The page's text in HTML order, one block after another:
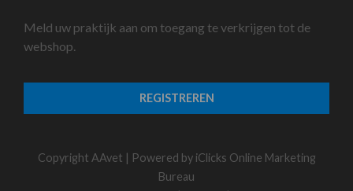
Meld uw praktijk aan om toegang te verkrijgen tot de
webshop.
REGISTREREN
Copyright AAvet | Powered by iClicks Online Marketing
Bureau